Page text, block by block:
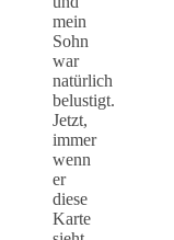
mein
Sohn
war
natürlich
belustigt.
Jetzt,
immer
wenn
er
diese
Karte